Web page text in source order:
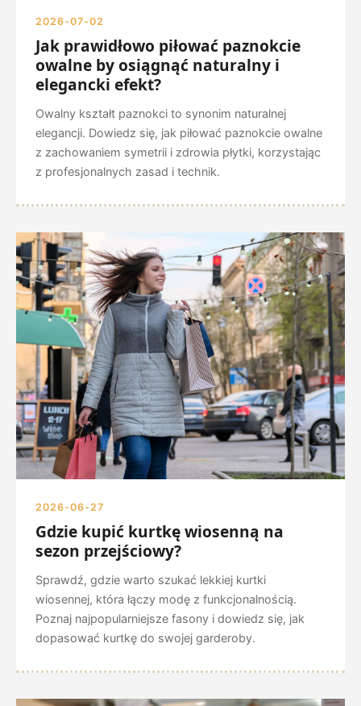
2026-07-02
Jak prawidłowo piłować paznokcie
owalne by osiągnąć naturalny i
elegancki efekt?
Owalny kształt paznokci to synonim naturalnej
elegancji. Dowiedz się, jak piłować paznokcie owalne
z zachowaniem symetrii i zdrowia płytki, korzystając
z profesjonalnych zasad i technik.
2026-06-27
Gdzie kupić kurtkę wiosenną na
sezon przejściowy?
Sprawdź, gdzie warto szukać lekkiej kurtki
wiosennej, która łączy modę z funkcjonalnością.
Poznaj najpopularniejsze fasony i dowiedz się, jak
dopasować kurtkę do swojej garderoby.